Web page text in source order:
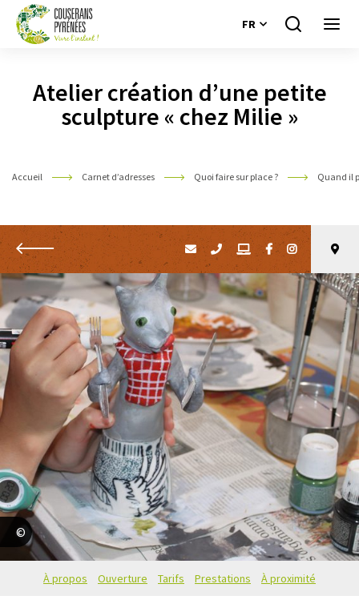
FR
Je
Atelier création d’une petite
sculpture « chez Milie »
Accueil Carnet d’adresses Quoi faire sur place ? Quand il
Retour
Émilie Passal
À propos Ouverture Tarifs Prestations À proximité